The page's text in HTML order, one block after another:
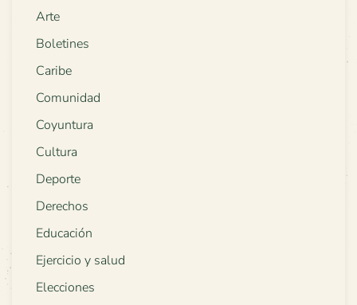
Arte
Boletines
Caribe
Comunidad
Coyuntura
Cultura
Deporte
Derechos
Educación
Ejercicio y salud
Elecciones